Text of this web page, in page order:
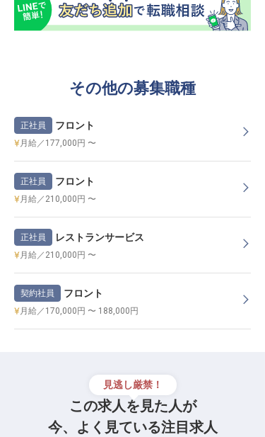
その他の募集職種
正社員 フロント
月給／177,000円 〜
正社員 フロント
月給／210,000円 〜
正社員 レストランサービス
月給／210,000円 〜
契約社員 フロント
月給／170,000円 〜 188,000円
見逃し厳禁！
この求人を見た人が
今、よく見ている注目求人